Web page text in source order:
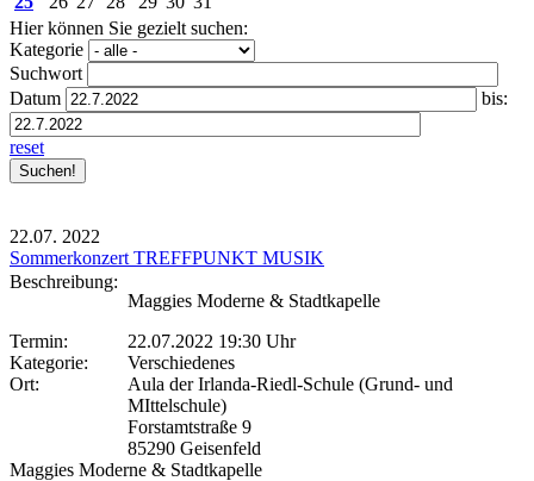
Hier können Sie gezielt suchen:
Kategorie
Suchwort
Datum
bis:
reset
22.07. 2022
Sommerkonzert TREFFPUNKT MUSIK
Beschreibung:
Maggies Moderne & Stadtkapelle
Termin:
22.07.2022 19:30 Uhr
Kategorie:
Verschiedenes
Ort:
Aula der Irlanda-Riedl-Schule (Grund- und
MIttelschule)
Forstamtstraße 9
85290 Geisenfeld
Maggies Moderne & Stadtkapelle